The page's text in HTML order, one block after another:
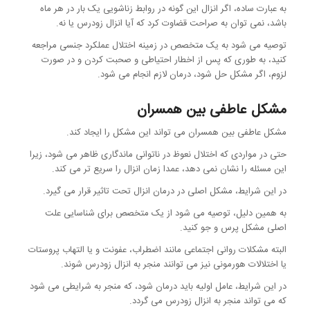
به عبارت ساده، اگر انزال این گونه در روابط زناشویی یک بار در هر ماه
باشد، نمی توان به صراحت قضاوت کرد که آیا انزال زودرس یا نه.
توصیه می شود به یک متخصص در زمینه اختلال عملکرد جنسی مراجعه
کنید، به طوری که پس از اخطار احتیاطی و صحبت کردن و در صورت
لزوم، اگر مشکل حل شود، درمان لازم انجام می شود.
مشکل عاطفی بین همسران
مشکل عاطفی بین همسران می تواند این مشکل را ایجاد کند.
حتی در مواردی که اختلال نعوظ در ناتوانی ماندگاری ظاهر می شود، زیرا
این مسئله را نشان نمی دهد، عمدا زمان انزال را سریع تر می کند.
در این شرایط، مشکل اصلی در درمان انزال تحت تاثیر قرار می گیرد.
به همین دلیل، توصیه می شود از یک متخصص برای شناسایی علت
اصلی مشکل پرس و جو کنید.
البته مشکلات روانی اجتماعی مانند اضطراب، عفونت و یا التهاب پروستات
یا اختلالات هورمونی نیز می توانند منجر به انزال زودرس شوند.
در این شرایط، عامل اولیه باید درمان شود، که منجر به شرایطی می شود
که می تواند منجر به انزال زودرس می گردد.